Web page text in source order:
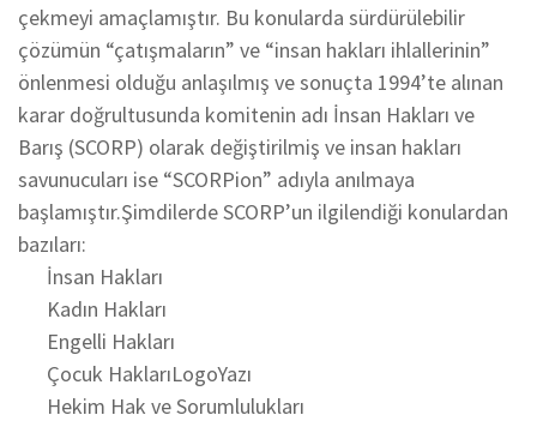
çekmeyi amaçlamıştır. Bu konularda sürdürülebilir
çözümün “çatışmaların” ve “insan hakları ihlallerinin”
önlenmesi olduğu anlaşılmış ve sonuçta 1994’te alınan
karar doğrultusunda komitenin adı İnsan Hakları ve
Barış (SCORP) olarak değiştirilmiş ve insan hakları
savunucuları ise “SCORPion” adıyla anılmaya
başlamıştır.Şimdilerde SCORP’un ilgilendiği konulardan
bazıları:
İnsan Hakları
Kadın Hakları
Engelli Hakları
Çocuk HaklarıLogoYazı
Hekim Hak ve Sorumlulukları